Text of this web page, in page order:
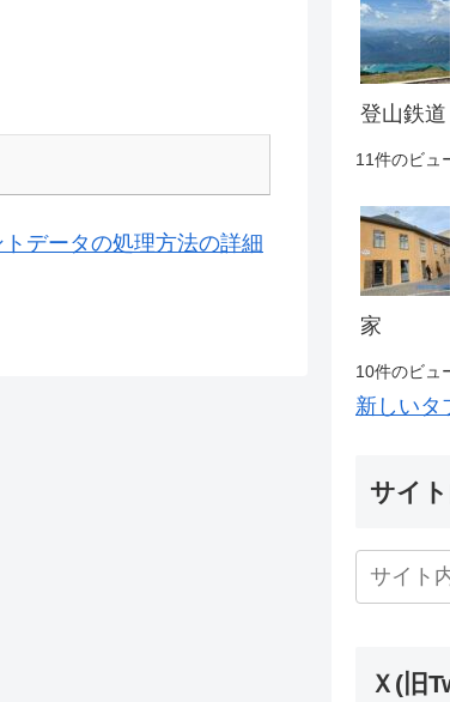
トデータの処理方法の詳細
登山鉄道
11件のビュ
家
10件のビュ
新しいタ
サイ
Ｘ(旧